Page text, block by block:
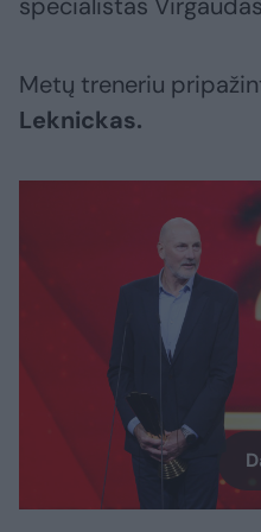
Metų treneriu
Leknickas.